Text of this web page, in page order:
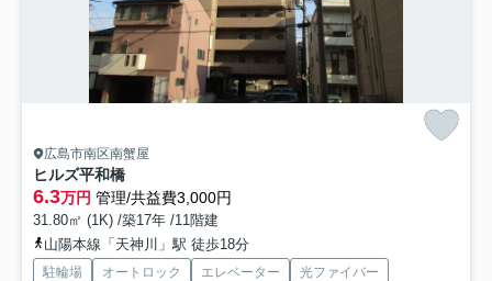
広島市南区南蟹屋
ヒルズ平和橋
6.3万円 管理/共益費3,000円
31.80㎡ (1K) /築17年 /11階建
山陽本線「天神川」駅 徒歩18分
駐輪場 オートロック エレベーター
光ファイバー